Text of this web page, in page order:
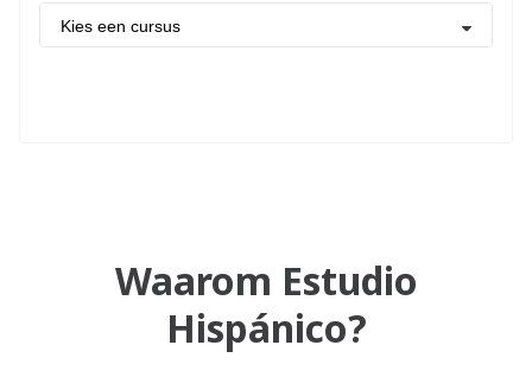
Kies een cursus
Waarom Estudio
Hispánico?